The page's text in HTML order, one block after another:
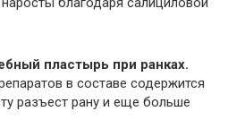
пластырь при ранках.
в составе содержится
разъест рану и еще больше